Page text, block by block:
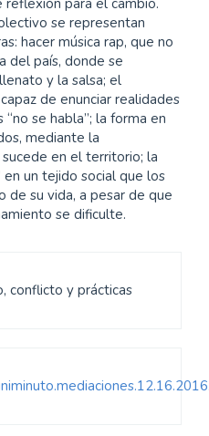
se representan
hacer música rap, que no
del país, don­de se
y la salsa; el
de enunciar realidades
se ha­bla”; la forma en
mediante la
en el territorio; la
un tejido social que los
de su vida, a pesar de que
se dificulte.
conflicto y prácticas